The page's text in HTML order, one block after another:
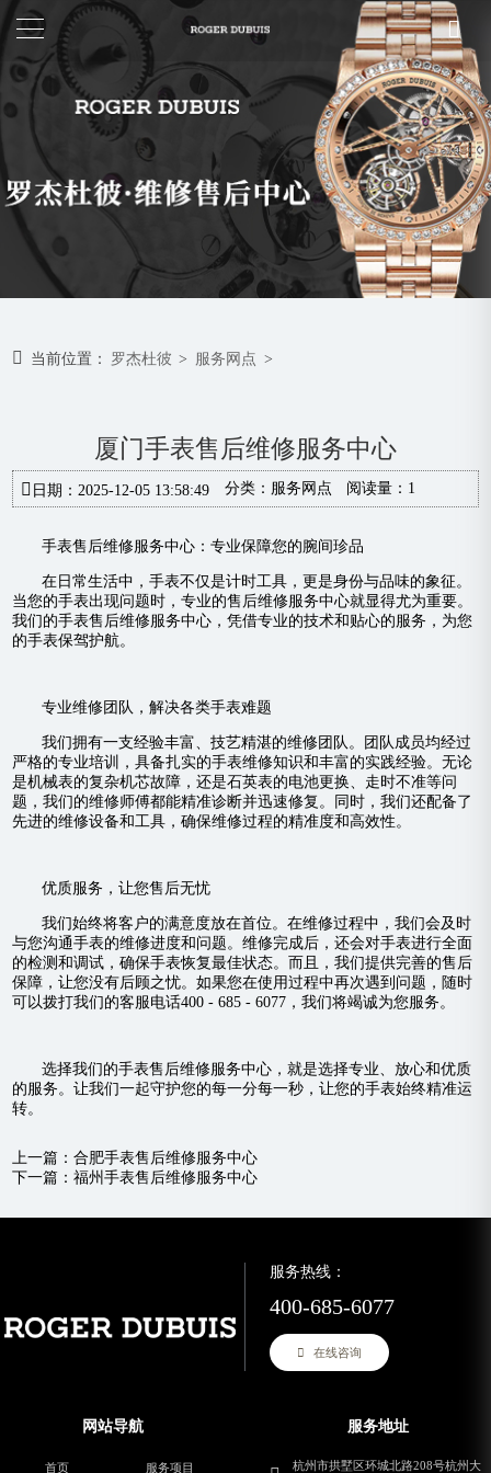
当前位置： 罗杰杜彼 > 服务网点 >
厦门手表售后维修服务中心
日期：2025-12-05 13:58:49 分类： 服务网点 阅读量：1
手表售后维修服务中心：专业保障您的腕间珍品
在日常生活中，手表不仅是计时工具，更是身份与品味的象征。
当您的手表出现问题时，专业的售后维修服务中心就显得尤为重要。
我们的手表售后维修服务中心，凭借专业的技术和贴心的服务，为您
的手表保驾护航。
专业维修团队，解决各类手表难题
我们拥有一支经验丰富、技艺精湛的维修团队。团队成员均经过
严格的专业培训，具备扎实的手表维修知识和丰富的实践经验。无论
是机械表的复杂机芯故障，还是石英表的电池更换、走时不准等问
题，我们的维修师傅都能精准诊断并迅速修复。同时，我们还配备了
先进的维修设备和工具，确保维修过程的精准度和高效性。
优质服务，让您售后无忧
我们始终将客户的满意度放在首位。在维修过程中，我们会及时
与您沟通手表的维修进度和问题。维修完成后，还会对手表进行全面
的检测和调试，确保手表恢复最佳状态。而且，我们提供完善的售后
保障，让您没有后顾之忧。如果您在使用过程中再次遇到问题，随时
可以拨打我们的客服电话400 - 685 - 6077，我们将竭诚为您服务。
选择我们的手表售后维修服务中心，就是选择专业、放心和优质
的服务。让我们一起守护您的每一分每一秒，让您的手表始终精准运
转。
上一篇：合肥手表售后维修服务中心
下一篇：福州手表售后维修服务中心
服务热线：
400-685-6077
在线咨询
网站导航
首页 服务项目
服务地址
杭州市拱墅区环城北路208号杭州大